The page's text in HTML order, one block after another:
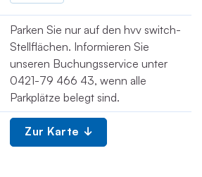
Parken Sie nur auf den hvv switch-
Stellflächen. Informieren Sie
unseren Buchungsservice unter
0421-79 466 43, wenn alle
Parkplätze belegt sind.
Zur Karte